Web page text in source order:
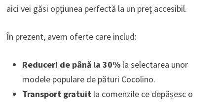
aici vei găsi opțiunea perfectă la un preț accesibil.
În prezent, avem oferte care includ:
Reduceri de până la 30%la selectarea unor
modele populare de pături Cocolino.
Transport gratuit la comenzile ce depășesc o